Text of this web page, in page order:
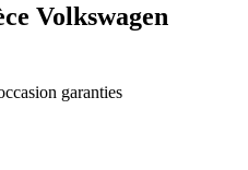
Volkswagen
garanties